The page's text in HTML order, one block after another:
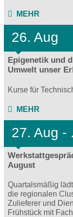
MEHR
26. Aug
Epigenetik und
Umwelt unser
Kurse für
MEHR
27. Aug - .
August
Quartalsmäßig
die regionalen
Zulieferer und
Frühstück mit